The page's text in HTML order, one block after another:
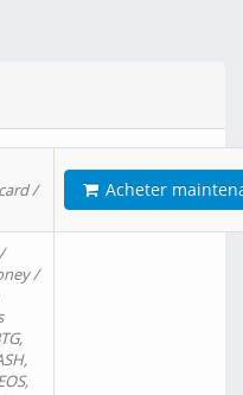
/
Acheter
/